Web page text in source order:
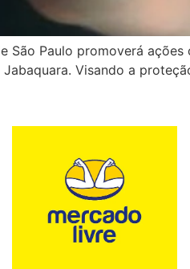
São Paulo promoverá ações
Visando a